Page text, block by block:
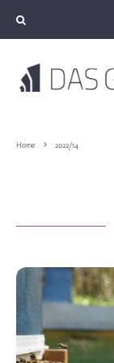
Home 2022/14